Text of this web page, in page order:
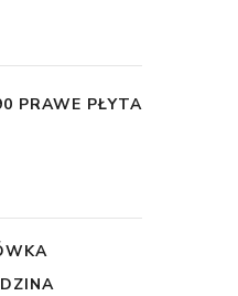
PRAWE PŁYTA